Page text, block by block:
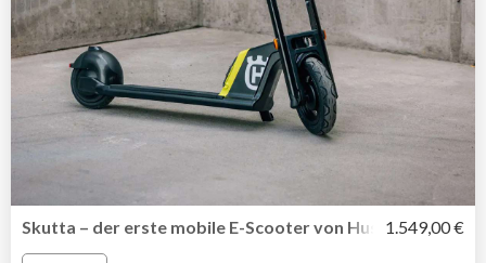
Skutta – der erste mobile E-Scooter von Husqvarna
1.549,00 €